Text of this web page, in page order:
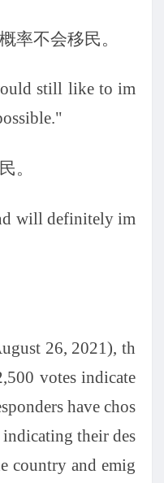
率不会移民。
still like to im
。
will definitely im
26, 2021), th
votes indicate
have chos
their des
country and emig